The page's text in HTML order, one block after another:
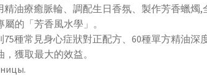
油療癒脈輪、調配生日香氛、製作芳香蠟燭,
的「芳香風水學」。
種常見身心症狀對正配方、60種單方精油深
獲取最大的效益。